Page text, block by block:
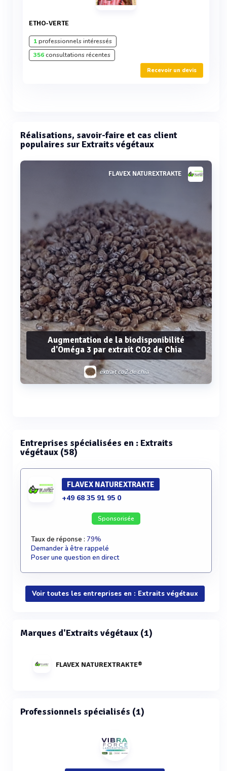
ETHO-VERTE
1professionnels intéressés
356consultations récentes
Recevoir un devis
Réalisations, savoir-faire et cas client
populaires sur Extraits végétaux
FLAVEX NATUREXTRAKTE
Augmentation de la biodisponibilité
d'Oméga 3 par extrait CO2 de Chia
extrait co2 de chia
Entreprises spécialisées en : Extraits
végétaux (58)
FLAVEX NATUREXTRAKTE
+49 68 35 91 95 0
Sponsorisée
Taux de réponse : 79%
Demander à être rappelé
Poser une question en direct
Voir toutes les entreprises en : Extraits végétaux
Marques d'Extraits végétaux (1)
FLAVEX NATUREXTRAKTE®
Professionnels spécialisés (1)